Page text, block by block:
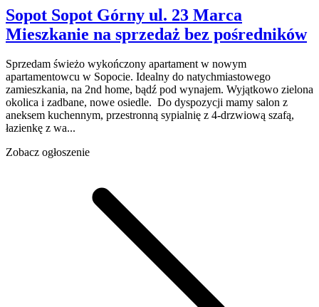
Sopot Sopot Górny ul. 23 Marca
Mieszkanie na sprzedaż bez pośredników
Sprzedam świeżo wykończony apartament w nowym
apartamentowcu w Sopocie. Idealny do natychmiastowego
zamieszkania, na 2nd home, bądź pod wynajem. Wyjątkowo zielona
okolica i zadbane, nowe osiedle. Do dyspozycji mamy salon z
aneksem kuchennym, przestronną sypialnię z 4-drzwiową szafą,
łazienkę z wa...
Zobacz ogłoszenie